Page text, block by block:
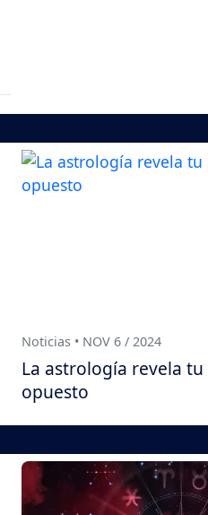
Noticias • NOV 6 / 2024
La astrología revela
opuesto